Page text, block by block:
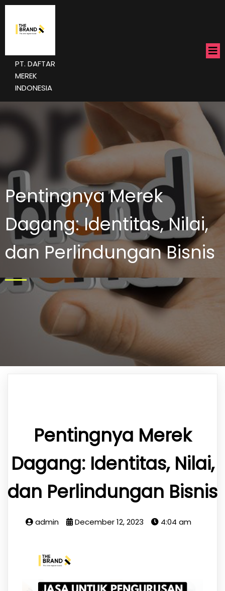
PT. DAFTAR
MEREK
INDONESIA
Pentingnya Merek
Dagang: Identitas, Nilai,
dan Perlindungan Bisnis
Pentingnya Merek
Dagang: Identitas, Nilai,
dan Perlindungan Bisnis
admin December 12, 2023 4:04 am